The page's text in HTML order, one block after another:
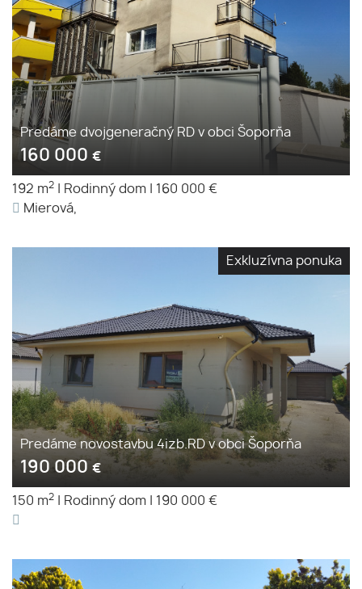
Predáme dvojgeneračný RD v obci Šoporňa
160 000 €
192 m2 Rodinný dom
160 000 €
Mierová,
Exkluzívna ponuka
Predáme novostavbu 4izb.RD v obci Šoporňa
190 000 €
150 m2 Rodinný dom 190 000 €